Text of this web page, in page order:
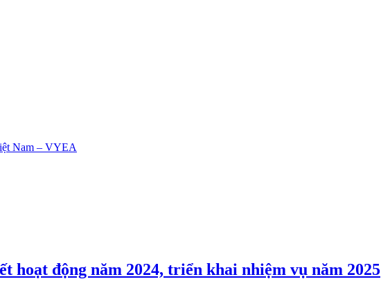
hoạt động năm 2024, triển khai nhiệm vụ năm 2025